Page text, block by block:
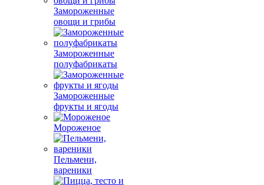
Замороженные
овощи и грибы
Замороженные
полуфабрикаты
Замороженные
фрукты и ягоды
Мороженое
Пельмени,
вареники